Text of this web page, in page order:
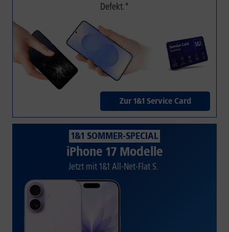
Defekt.*
Zur 1&1 Service Card
1&1 SOMMER-SPECIAL
iPhone 17 Modelle
Jetzt mit 1&1 All-Net-Flat S.